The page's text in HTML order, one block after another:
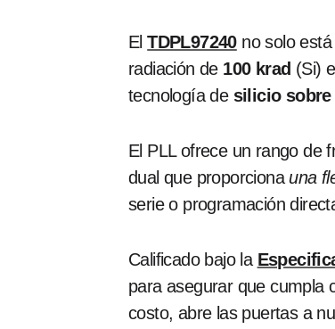
ElTDPL97240no solo está
radiación de 100 krad (Si)
tecnología de silicio
El PLL ofrece un rango de
dual que proporciona una
serie o programación
Calificado bajo la
para asegurar que cumpla
costo, abre las puertas a